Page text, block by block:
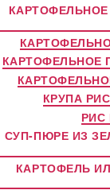
КАРТОФЕЛЬНОЕ
КРУПА
РИС
СУП-ПЮРЕ ИЗ
КАРТОФЕЛЬ